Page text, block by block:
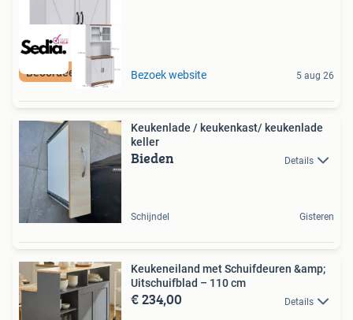
Bezoek website 5 aug 26
Keukenlade / keukenkast/ keukenlade
keller
Bieden Details
Schijndel Gisteren
Keukeneiland met Schuifdeuren &amp;
Uitschuifblad – 110 cm
€ 234,00 Details